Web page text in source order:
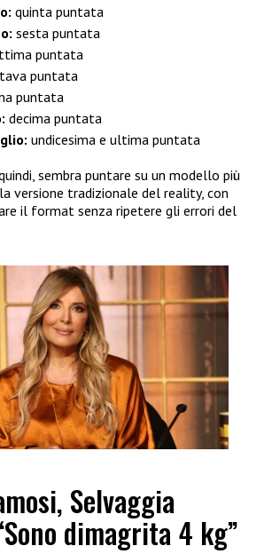
quinta puntata
sesta puntata
puntata
puntata
puntata
decima puntata
undicesima e ultima puntata
sembra puntare su un modello più
versione tradizionale del reality, con
il format senza ripetere gli errori del
Selvaggia
dimagrita 4 kg”